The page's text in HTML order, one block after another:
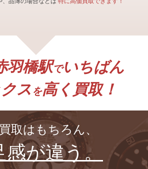
羽橋駅でいちばん
ス を高く買取！
取はもちろん、
が違う。